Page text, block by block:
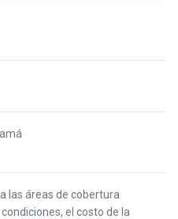
las áreas de cobertura
el costo de la